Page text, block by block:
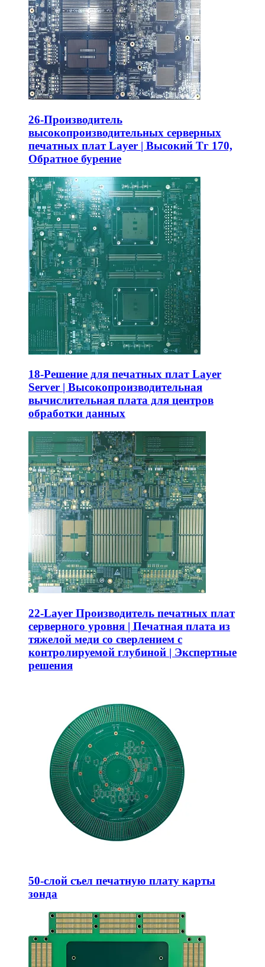
26-Производитель
высокопроизводительных серверных
печатных плат Layer | Высокий Тг 170,
Обратное бурение
18-Решение для печатных плат Layer
Server | Высокопроизводительная
вычислительная плата для центров
обработки данных
22-Layer Производитель печатных плат
серверного уровня | Печатная плата из
тяжелой меди со сверлением с
контролируемой глубиной | Экспертные
решения
50-слой съел печатную плату карты
зонда